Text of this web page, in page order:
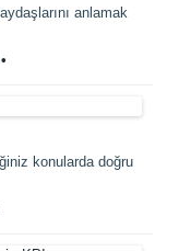
anlamak
konularda doğru